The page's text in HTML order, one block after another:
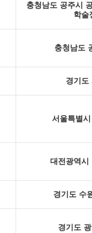
충청남도 공주시
학술
충청남도
경기도
서울특별
대전광역시
경기도 수
경기도